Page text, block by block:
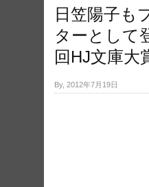
日笠陽子も
ターとして
回HJ文庫大
By, 2012年7月19日